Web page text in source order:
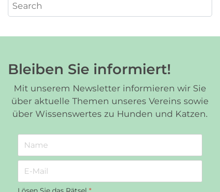
Bleiben Sie informiert!
Mit unserem Newsletter informieren wir Sie
über aktuelle Themen unseres Vereins sowie
über Wissenswertes zu Hunden und Katzen.